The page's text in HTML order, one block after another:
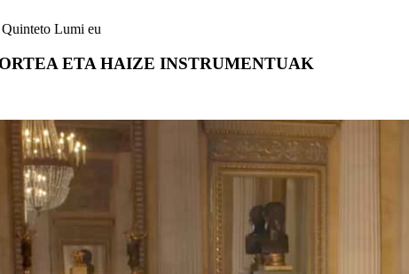
Lumi eu
ETA HAIZE INSTRUMENTUAK